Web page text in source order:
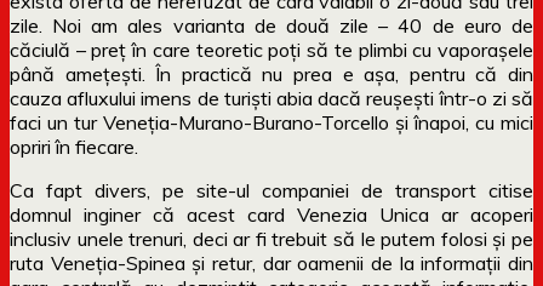
zile. Noi am ales varianta de două zile – 40 de euro de
căciulă – preț în care teoretic poți să te plimbi cu vaporașele
până amețești. În practică nu prea e așa, pentru că din
cauza afluxului imens de turiști abia dacă reușești într-o zi să
faci un tur Veneția-Murano-Burano-Torcello și înapoi, cu mici
opriri în fiecare.
Ca fapt divers, pe site-ul companiei de transport citise
domnul inginer că acest card Venezia Unica ar acoperi
inclusiv unele trenuri, deci ar fi trebuit să le putem folosi și pe
ruta Veneția-Spinea și retur, dar oamenii de la informații din